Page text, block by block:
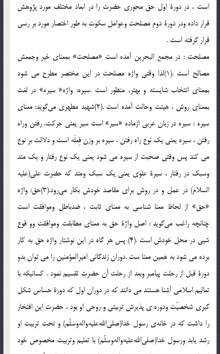
است ، در دورة اول حق محوري حضرت را در ابعاد مختلف مورد پژوهش
قرار داده ودر دورة دوم مصلحت وعوامل سكوت به طور اختصار مورد بر رسي
قرار گرفته است .
مصلحت : در مجمع البحرين آمده است «مصلحت» بمعناي خير وجمعش
مصالح است .(1)لذا وقتي واژه مصلحت در اين مختصر مطرح مي شود
بمعناي انتخاب شايسته و بهتر، منظور است .سيره: واژه« سيره» در لغت
بمعناي روش ، هيئت وحالت آمده است .(2)شهيد مطهري مي‌گويد: معناي
سيره : سيره در زبان عربي ازماده «سير» است سير يعني حركت‌، رفتن وراه
رفتن ، سيره يعني يك نوع راه رفتن ، سيره بر وزن فِعلَه است و دلالت بر نوع
مي كند پس وقتي صحبت از سيره مي شود يعني يك نوع رفتار و يك متد
وسبك در رفتار ، سيرة علوي يعني يك سبك ومتد كه حضرت علي(عليه
السلام) در عمل و در روش براي مقاصد خودش بكار مي‌رود.(3)حق: واژه
«حق» از لحاظ معنا شناسي به معناي ثابت ، ضدباطل وموافقت است
چنانچه راغب مي‌گويد : اصل واژة حق به معناي مطابقت وموافقت وو قوع
شيي در محل خودش است .(4) پس هر گاه در اين نوشتار واژه حق به كار
برده مي شود به همين معنا ست .دوران زندگاني اميرالمؤمنين را مي توان بدو
دورة قبل از رحلت پيامبر وبعد از رحلت آن حضرت تقسيم نمود . كسانيكه با
تعاليم اسلامي آشنا هستند مي دانند كه در دوران اول كه دورة حساس شكل
گيري شخصيّت ودوره ي پذيرش تربيتي و روحي او بود ، حضرت اين افتخار
را داشت كه در خانه‌ي رسول خدا(صلي‌الله‌عليه‌واله‌وسلّم) و تحت تربيت او
رشد يابد ورسول خدا(صلي‌الله‌عليه‌واله‌وسلّم) با تعليم وتربيت مخصوص خود